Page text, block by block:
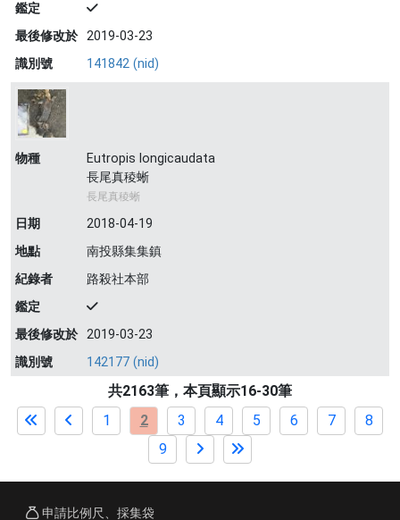
鑑定
最後修改於 2019-03-23
識別號
141842 (nid)
物種
Eutropis longicaudata
長尾真稜蜥
長尾真稜蜥
日期
2018-04-19
地點
南投縣集集鎮
紀錄者
路殺社本部
鑑定
最後修改於 2019-03-23
識別號
142177 (nid)
共2163筆，本頁顯示16-30筆
1
2 3 4 5 6 7
8
9
申請比例尺、採集袋